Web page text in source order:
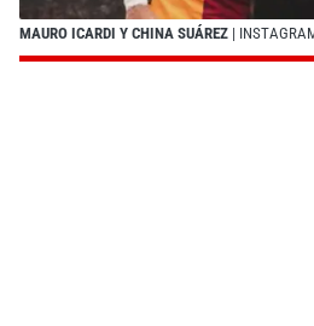
MAURO ICARDI Y CHINA SUÁREZ |